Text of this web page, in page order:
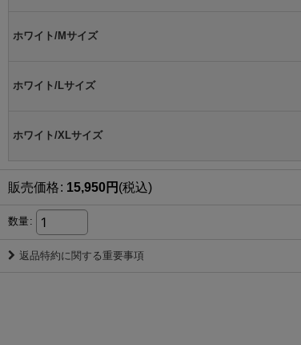
ホワイト/Mサイズ
ホワイト/Lサイズ
ホワイト/XLサイズ
販売価格: 15,950円 (税込)
数量:
返品特約に関する重要事項